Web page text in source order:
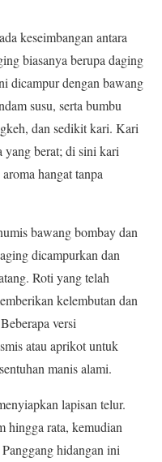
keseimbangan antara
biasanya berupa daging
dicampur dengan bawang
susu, serta bumbu
dan sedikit kari. Kari
yang berat; di sini kari
hangat tanpa
bawang bombay dan
dicampurkan dan
Roti yang telah
kelembutan dan
versi
atau aprikot untuk
manis alami.
lapisan telur.
hingga rata, kemudian
hidangan ini